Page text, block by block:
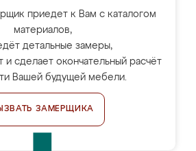
приедет к Вам с каталогом
материалов,
детальные замеры,
и сделает окончательный расчёт
Вашей будущей мебели.
ЗАМЕРЩИКА